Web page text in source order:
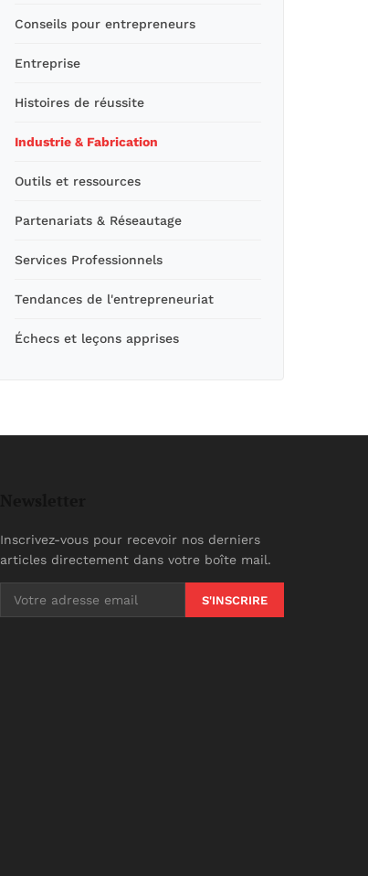
Conseils pour entrepreneurs
Entreprise
Histoires de réussite
Industrie & Fabrication
Outils et ressources
Partenariats & Réseautage
Services Professionnels
Tendances de l'entrepreneuriat
Échecs et leçons apprises
Inscrivez-vous pour recevoir nos derniers
articles directement dans votre boîte mail.
S'INSCRIRE